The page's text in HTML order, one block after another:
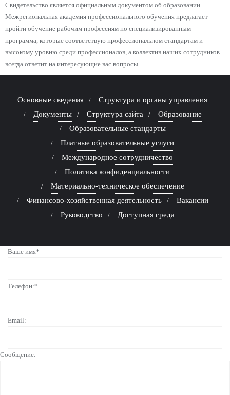
Свидетельство является официальным документом об образовании.
Межрегиональная академия профессионального обучения предлагает
пройти обучение рабочим профессиям по специализированным
программа, которые соответствую профессиональном стандартам и
высокому уровню среди профессионалов, а коллектив наших сотрудников
всегда ответит на интересующие вас вопросы.
Основные сведения
Структура и органы управления
Документы
Структура сайта
Образование
Образовательные стандарты
Платные образовательные услуги
Международное сотрудничество
Политика конфиденциальности
Материально-техническое обеспечение
Финансово-хозяйственная деятельность
Вакансии
Руководство
Доступная среда
Ваше имя*
Телефон:*
Email:
Сообщение: